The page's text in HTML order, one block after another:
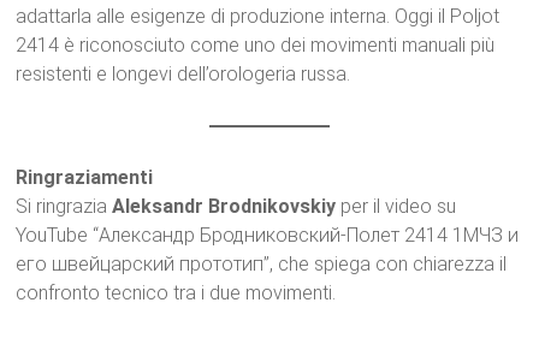
adattarla alle esigenze di produzione interna. Oggi il Poljot
2414 è riconosciuto come uno dei movimenti manuali più
resistenti e longevi dell’orologeria russa.
Ringraziamenti
Si ringraziaAleksandr Brodnikovskiy per il video su
YouTube “Александр Бродниковский-Полет 2414 1МЧЗ и
его швейцарский прототип”, che spiega con chiarezza il
confronto tecnico tra i due movimenti.